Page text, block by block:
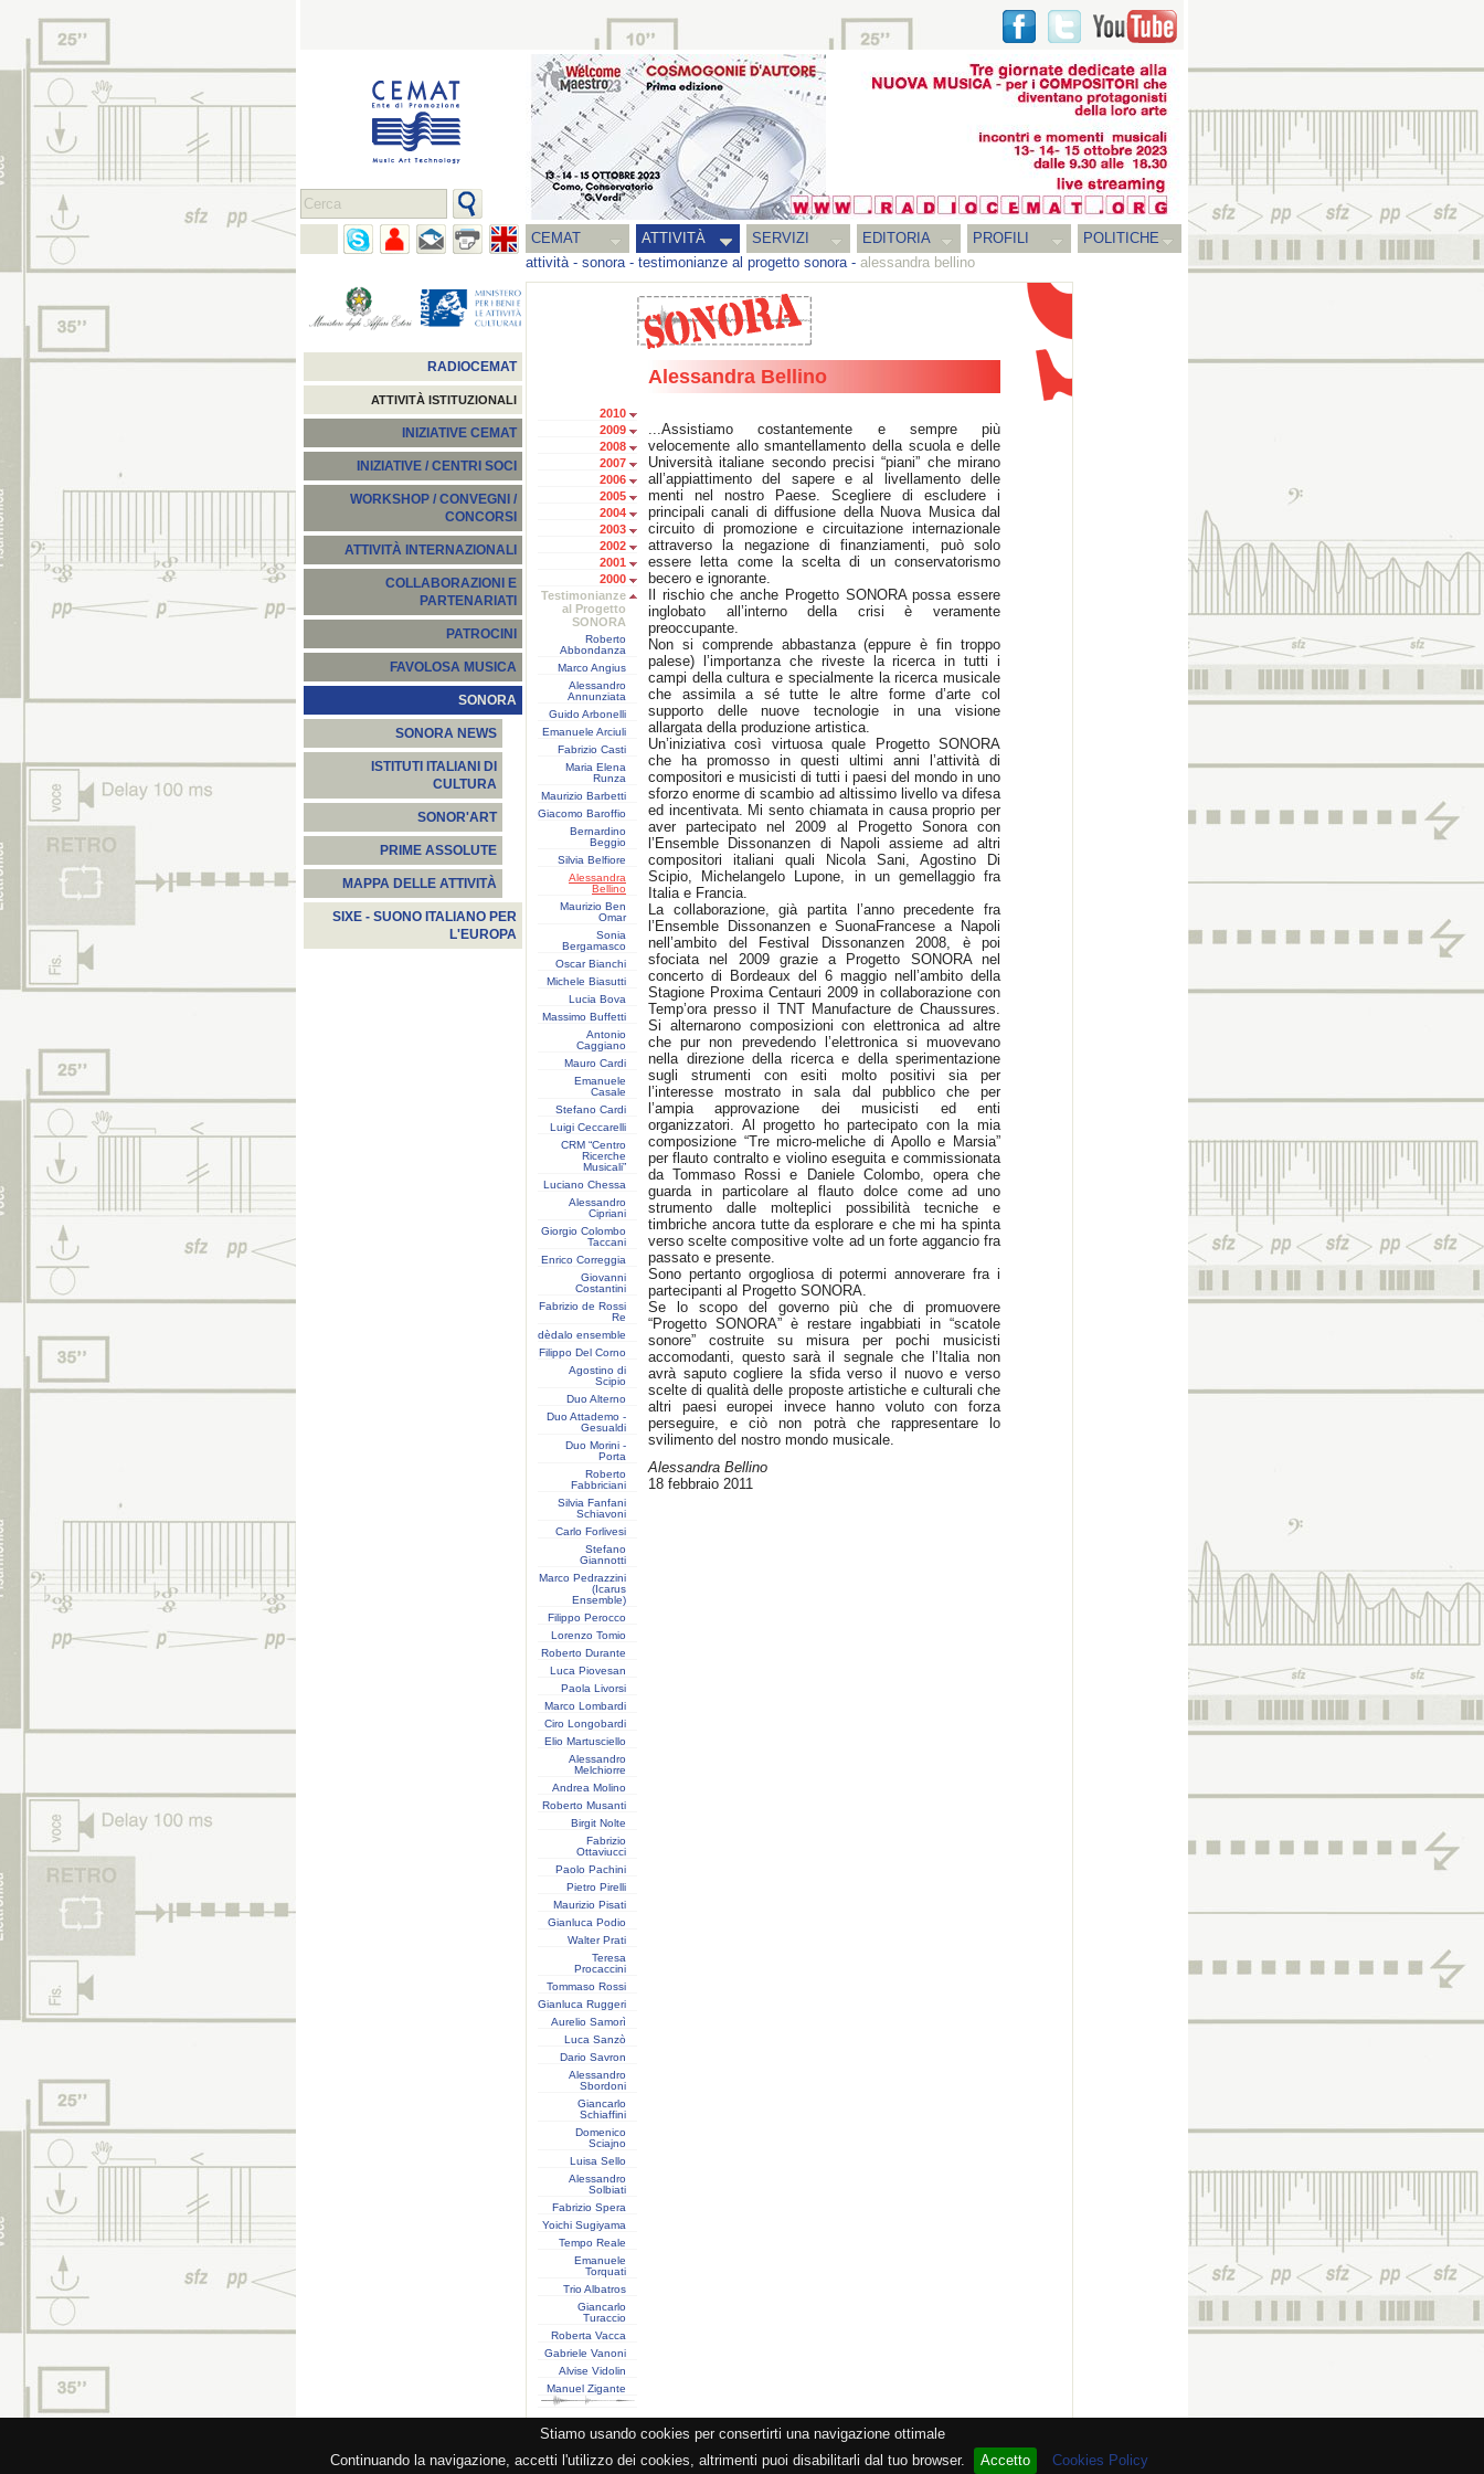
Stiamo usando cookies per consertirti una navigazione ottimale
Continuando la navigazione, accetti l'utilizzo dei cookies, altrimenti puoi disabilitarli dal tuo browser.
Accetto Cookies Policy
CEMAT ATTIVITÀ SERVIZI EDITORIA PROFILI
POLITICHE
attività- sonora- testimonianze al progetto sonora- alessandra bellino
RADIOCEMAT
ATTIVITÀ ISTITUZIONALI
INIZIATIVE CEMAT
INIZIATIVE / CENTRI SOCI
WORKSHOP / CONVEGNI /
CONCORSI
ATTIVITÀ INTERNAZIONALI
COLLABORAZIONI E
PARTENARIATI
PATROCINI
FAVOLOSA MUSICA
SONORA
SONORA NEWS
ISTITUTI ITALIANI DI
CULTURA
SONOR'ART
PRIME ASSOLUTE
MAPPA DELLE ATTIVITÀ
SIXE - SUONO ITALIANO PER
L'EUROPA
2010
2009
2008
2007
2006
2005
2004
2003
2002
2001
2000
Testimonianze
al Progetto
SONORA
Roberto
Abbondanza
Marco Angius
Alessandro
Annunziata
Guido Arbonelli
Emanuele Arciuli
Fabrizio Casti
Maria Elena
Runza
Maurizio Barbetti
Giacomo Baroffio
Bernardino
Beggio
Silvia Belfiore
Alessandra
Bellino
Maurizio Ben
Omar
Sonia
Bergamasco
Oscar Bianchi
Michele Biasutti
Lucia Bova
Massimo Buffetti
Antonio
Caggiano
Mauro Cardi
Emanuele
Casale
Stefano Cardi
Luigi Ceccarelli
CRM “Centro
Ricerche
Musicali”
Luciano Chessa
Alessandro
Cipriani
Giorgio Colombo
Taccani
Enrico Correggia
Giovanni
Costantini
Fabrizio de Rossi
Re
dèdalo ensemble
Filippo Del Corno
Agostino di
Scipio
Duo Alterno
Duo Attademo -
Gesualdi
Duo Morini -
Porta
Roberto
Fabbriciani
Silvia Fanfani
Schiavoni
Carlo Forlivesi
Stefano
Giannotti
Marco Pedrazzini
(Icarus
Ensemble)
Filippo Perocco
Lorenzo Tomio
Roberto Durante
Luca Piovesan
Paola Livorsi
Marco Lombardi
Ciro Longobardi
Elio Martusciello
Alessandro
Melchiorre
Andrea Molino
Roberto Musanti
Birgit Nolte
Fabrizio
Ottaviucci
Paolo Pachini
Pietro Pirelli
Maurizio Pisati
Gianluca Podio
Walter Prati
Teresa
Procaccini
Tommaso Rossi
Gianluca Ruggeri
Aurelio Samorì
Luca Sanzò
Dario Savron
Alessandro
Sbordoni
Giancarlo
Schiaffini
Domenico
Sciajno
Luisa Sello
Alessandro
Solbiati
Fabrizio Spera
Yoichi Sugiyama
Tempo Reale
Emanuele
Torquati
Trio Albatros
Giancarlo
Turaccio
Roberta Vacca
Gabriele Vanoni
Alvise Vidolin
Manuel Zigante
Alessandra Bellino
...Assistiamo costantemente e sempre più
velocemente allo smantellamento della scuola e delle
Università italiane secondo precisi “piani” che mirano
all’appiattimento del sapere e al livellamento delle
menti nel nostro Paese. Scegliere di escludere i
principali canali di diffusione della Nuova Musica dal
circuito di promozione e circuitazione internazionale
attraverso la negazione di finanziamenti, può solo
essere letta come la scelta di un conservatorismo
becero e ignorante.
Il rischio che anche Progetto SONORA possa essere
inglobato all’interno della crisi è veramente
preoccupante.
Non si comprende abbastanza (eppure è fin troppo
palese) l’importanza che riveste la ricerca in tutti i
campi della cultura e specialmente la ricerca musicale
che assimila a sé tutte le altre forme d’arte col
supporto delle nuove tecnologie in una visione
allargata della produzione artistica.
Un’iniziativa così virtuosa quale Progetto SONORA
che ha promosso in questi ultimi anni l’attività di
compositori e musicisti di tutti i paesi del mondo in uno
sforzo enorme di scambio ad altissimo livello va difesa
ed incentivata. Mi sento chiamata in causa proprio per
aver partecipato nel 2009 al Progetto Sonora con
l’Ensemble Dissonanzen di Napoli assieme ad altri
compositori italiani quali Nicola Sani, Agostino Di
Scipio, Michelangelo Lupone, in un gemellaggio fra
Italia e Francia.
La collaborazione, già partita l’anno precedente fra
l’Ensemble Dissonanzen e SuonaFrancese a Napoli
nell’ambito del Festival Dissonanzen 2008, è poi
sfociata nel 2009 grazie a Progetto SONORA nel
concerto di Bordeaux del 6 maggio nell’ambito della
Stagione Proxima Centauri 2009 in collaborazione con
Temp’ora presso il TNT Manufacture de Chaussures.
Si alternarono composizioni con elettronica ad altre
che pur non prevedendo l’elettronica si muovevano
nella direzione della ricerca e della sperimentazione
sugli strumenti con esiti molto positivi sia per
l’interesse mostrato in sala dal pubblico che per
l’ampia approvazione dei musicisti ed enti
organizzatori. Al progetto ho partecipato con la mia
composizione “Tre micro-meliche di Apollo e Marsia”
per flauto contralto e violino eseguita e commissionata
da Tommaso Rossi e Daniele Colombo, opera che
guarda in particolare al flauto dolce come ad uno
strumento dalle molteplici possibilità tecniche e
timbriche ancora tutte da esplorare e che mi ha spinta
verso scelte compositive volte ad un forte aggancio fra
passato e presente.
Sono pertanto orgogliosa di potermi annoverare fra i
partecipanti al Progetto SONORA.
Se lo scopo del governo più che di promuovere
“Progetto SONORA” è restare ingabbiati in “scatole
sonore” costruite su misura per pochi musicisti
accomodanti, questo sarà il segnale che l’Italia non
avrà saputo cogliere la sfida verso il nuovo e verso
scelte di qualità delle proposte artistiche e culturali che
altri paesi europei invece hanno voluto con forza
perseguire, e ciò non potrà che rappresentare lo
svilimento del nostro mondo musicale.
Alessandra Bellino
18 febbraio 2011
- PI 05362381005 - Lic. SIAE 2552/1/2523 - Visitatore # 93.895.098